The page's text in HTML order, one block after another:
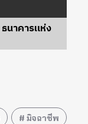
นาคารแห่ง
มิจฉาชีพ